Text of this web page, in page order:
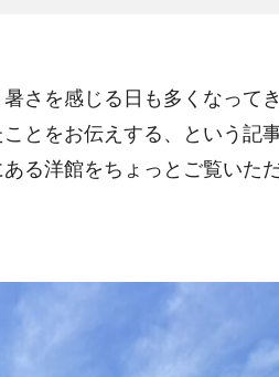
さを感じる日も多くなって
ことをお伝えする、という記
る洋館をちょっとご覧いた